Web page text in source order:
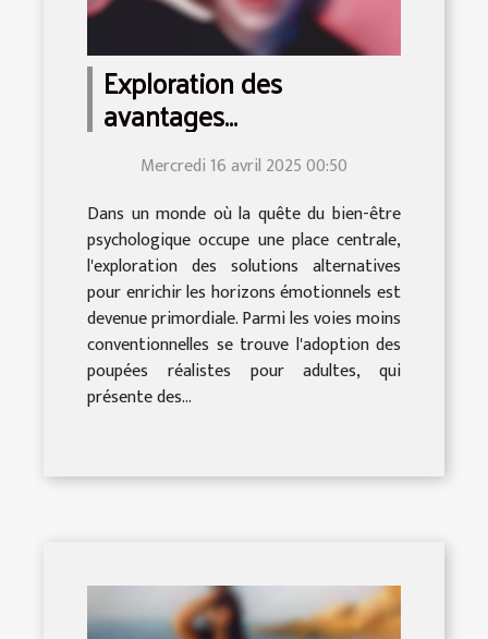
Exploration des
avantages
psychologiques des
poupées réalistes pour
adultes
Mercredi 16 avril 2025 00:50
Dans un monde où la quête du bien-être
psychologique occupe une place centrale,
l'exploration des solutions alternatives
pour enrichir les horizons émotionnels est
devenue primordiale. Parmi les voies moins
conventionnelles se trouve l'adoption des
poupées réalistes pour adultes, qui
présente des...